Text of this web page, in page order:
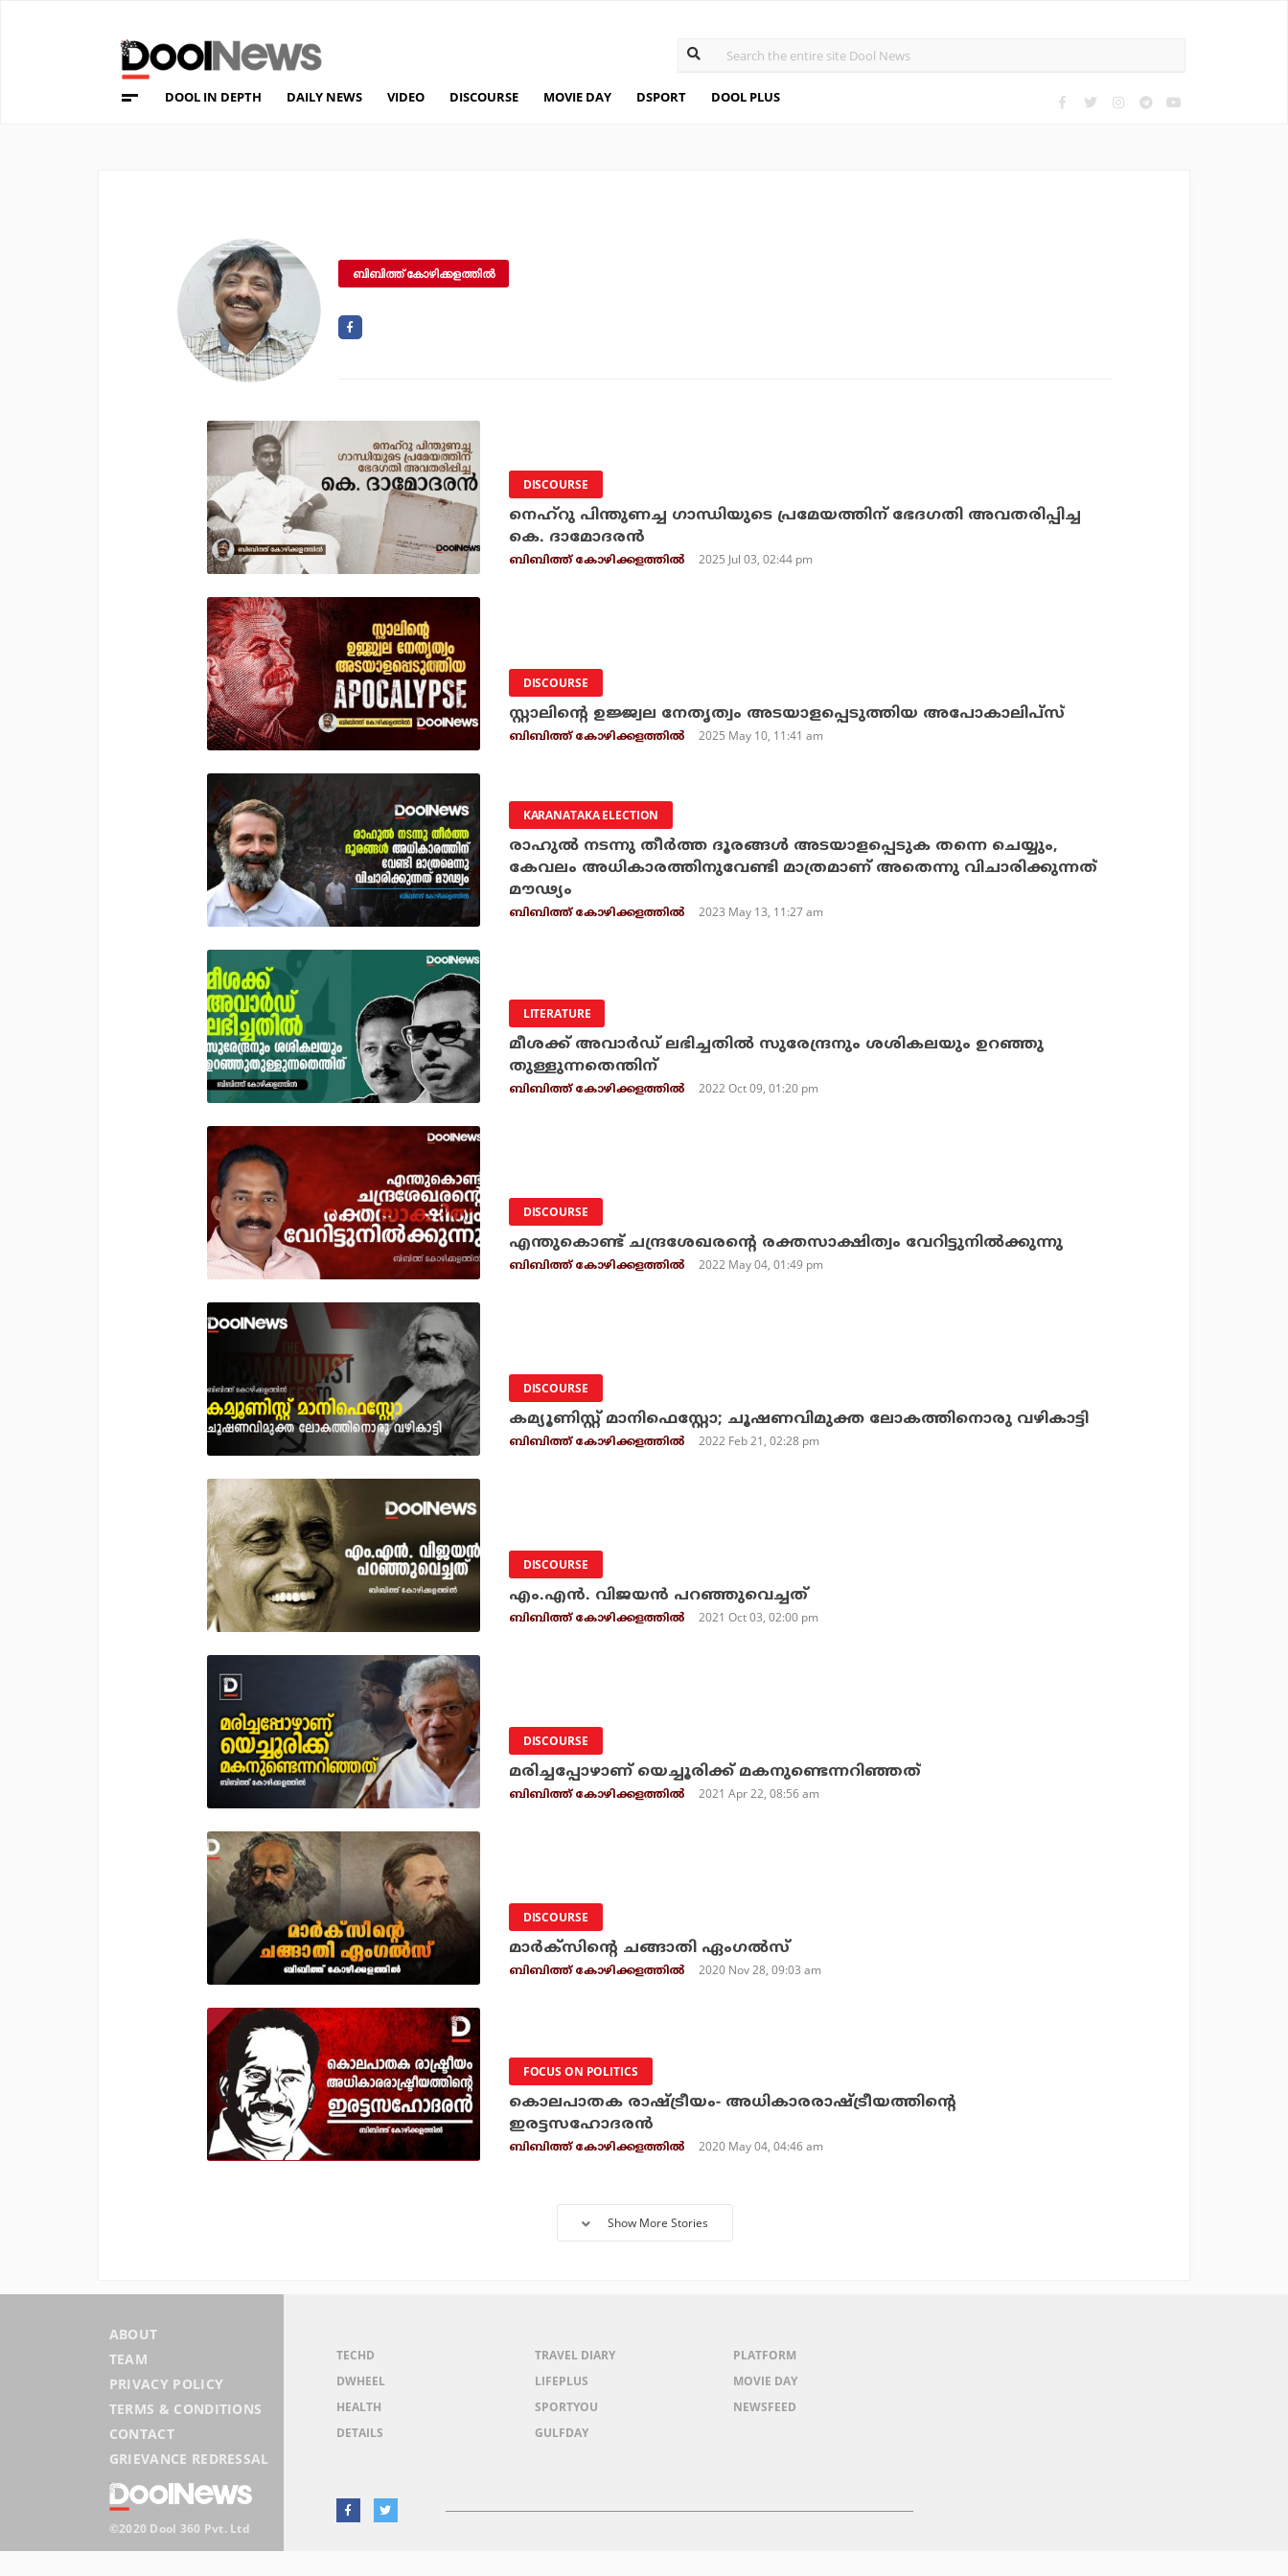
DOOL IN DEPTH DAILY NEWS VIDEO DISCOURSE MOVIE DAY DSPORT DOOL PLUS
ബിബിത്ത് കോഴിക്കളത്തില്‍
DISCOURSE
നെഹ്‌റു പിന്തുണച്ച ഗാന്ധിയുടെ പ്രമേയത്തിന് ഭേദഗതി അവതരിപ്പിച്ച
കെ. ദാമോദരന്‍
ബിബിത്ത് കോഴിക്കളത്തില്‍ 2025 Jul 03, 02:44 pm
DISCOURSE
സ്റ്റാലിന്റെ ഉജ്ജ്വല നേതൃത്വം അടയാളപ്പെടുത്തിയ അപോകാലിപ്‌സ്
ബിബിത്ത് കോഴിക്കളത്തില്‍ 2025 May 10, 11:41 am
KARANATAKA ELECTION
രാഹുല്‍ നടന്നു തീര്‍ത്ത ദൂരങ്ങള്‍ അടയാളപ്പെടുക തന്നെ ചെയ്യും,
കേവലം അധികാരത്തിനുവേണ്ടി മാത്രമാണ് അതെന്നു വിചാരിക്കുന്നത്
മൗഢ്യം
ബിബിത്ത് കോഴിക്കളത്തില്‍ 2023 May 13, 11:27 am
LITERATURE
മീശക്ക് അവാര്‍ഡ് ലഭിച്ചതില്‍ സുരേന്ദ്രനും ശശികലയും ഉറഞ്ഞു
തുള്ളുന്നതെന്തിന്
ബിബിത്ത് കോഴിക്കളത്തില്‍ 2022 Oct 09, 01:20 pm
DISCOURSE
എന്തുകൊണ്ട് ചന്ദ്രശേഖരന്റെ രക്തസാക്ഷിത്വം വേറിട്ടുനില്‍ക്കുന്നു
ബിബിത്ത് കോഴിക്കളത്തില്‍ 2022 May 04, 01:49 pm
DISCOURSE
കമ്യൂണിസ്റ്റ് മാനിഫെസ്റ്റോ; ചൂഷണവിമുക്ത ലോകത്തിനൊരു വഴികാട്ടി
ബിബിത്ത് കോഴിക്കളത്തില്‍ 2022 Feb 21, 02:28 pm
DISCOURSE
എം.എന്‍. വിജയന്‍ പറഞ്ഞുവെച്ചത്
ബിബിത്ത് കോഴിക്കളത്തില്‍ 2021 Oct 03, 02:00 pm
DISCOURSE
മരിച്ചപ്പോഴാണ് യെച്ചൂരിക്ക് മകനുണ്ടെന്നറിഞ്ഞത്
ബിബിത്ത് കോഴിക്കളത്തില്‍ 2021 Apr 22, 08:56 am
DISCOURSE
മാര്‍ക്‌സിന്റെ ചങ്ങാതി ഏംഗല്‍സ്
ബിബിത്ത് കോഴിക്കളത്തില്‍ 2020 Nov 28, 09:03 am
FOCUS ON POLITICS
കൊലപാതക രാഷ്ട്രീയം- അധികാരരാഷ്ട്രീയത്തിന്റെ
ഇരട്ടസഹോദരന്‍
ബിബിത്ത് കോഴിക്കളത്തില്‍ 2020 May 04, 04:46 am
Show More Stories
ABOUT
TEAM
PRIVACY POLICY
TERMS & CONDITIONS
CONTACT
GRIEVANCE REDRESSAL
©2020 Dool 360 Pvt. Ltd
TECHD
DWHEEL
HEALTH
DETAILS
TRAVEL DIARY
LIFEPLUS
SPORTYOU
GULFDAY
PLATFORM
MOVIE DAY
NEWSFEED